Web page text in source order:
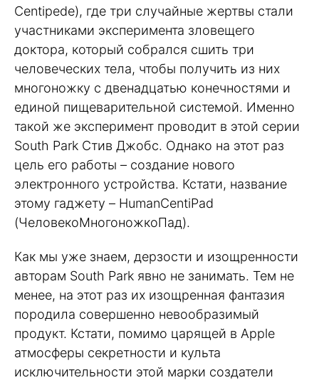
Centipede), где три случайные жертвы стали
участниками эксперимента зловещего
доктора, который собрался сшить три
человеческих тела, чтобы получить из них
многоножку с двенадцатью конечностями и
единой пищеварительной системой. Именно
такой же эксперимент проводит в этой серии
South Park Стив Джобс. Однако на этот раз
цель его работы – создание нового
электронного устройства. Кстати, название
этому гаджету – HumanCentiPad
(ЧеловекоМногоножкоПад).
Как мы уже знаем, дерзости и изощренности
авторам South Park явно не занимать. Тем не
менее, на этот раз их изощренная фантазия
породила совершенно невообразимый
продукт. Кстати, помимо царящей в Apple
атмосферы секретности и культа
исключительности этой марки создатели